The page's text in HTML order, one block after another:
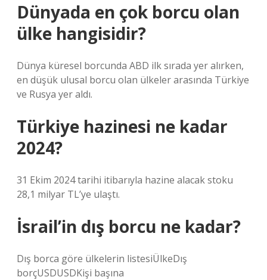
Dünyada en çok borcu olan
ülke hangisidir?
Dünya küresel borcunda ABD ilk sırada yer alırken,
en düşük ulusal borcu olan ülkeler arasında Türkiye
ve Rusya yer aldı.
Türkiye hazinesi ne kadar
2024?
31 Ekim 2024 tarihi itibarıyla hazine alacak stoku
28,1 milyar TL’ye ulaştı.
İsrail’in dış borcu ne kadar?
Dış borca ​​göre ülkelerin listesiÜlkeDış
borçUSDUSDKişi başına